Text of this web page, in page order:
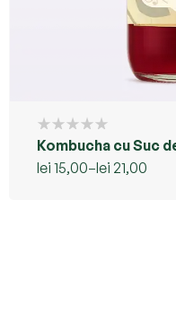
Kombucha cu Suc
lei 15,00–lei 21,00